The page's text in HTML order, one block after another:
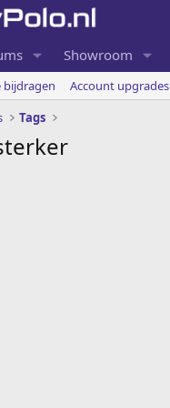
Showroom
bijdragen Account upgrades
Tags